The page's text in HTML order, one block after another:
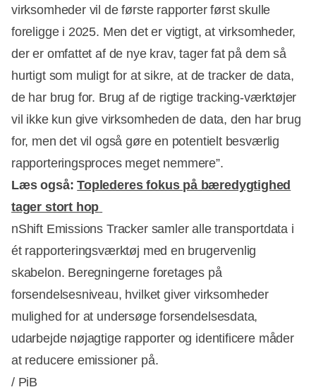
virksomheder vil de første rapporter først skulle
foreligge i 2025. Men det er vigtigt, at virksomheder,
der er omfattet af de nye krav, tager fat på dem så
hurtigt som muligt for at sikre, at de tracker de data,
de har brug for. Brug af de rigtige tracking-værktøjer
vil ikke kun give virksomheden de data, den har brug
for, men det vil også gøre en potentielt besværlig
rapporteringsproces meget nemmere”.
Læs også:Toplederes fokus på bæredygtighed
tager stort hop
nShift Emissions Tracker samler alle transportdata i
ét rapporteringsværktøj med en brugervenlig
skabelon. Beregningerne foretages på
forsendelsesniveau, hvilket giver virksomheder
mulighed for at undersøge forsendelsesdata,
udarbejde nøjagtige rapporter og identificere måder
at reducere emissioner på.
/ PiB